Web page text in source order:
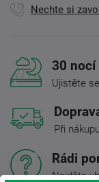
Nechte si
30 nocí
Ujistěte
Při
Rádi
Najděte